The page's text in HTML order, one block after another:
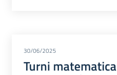
30/06/2025
Turni